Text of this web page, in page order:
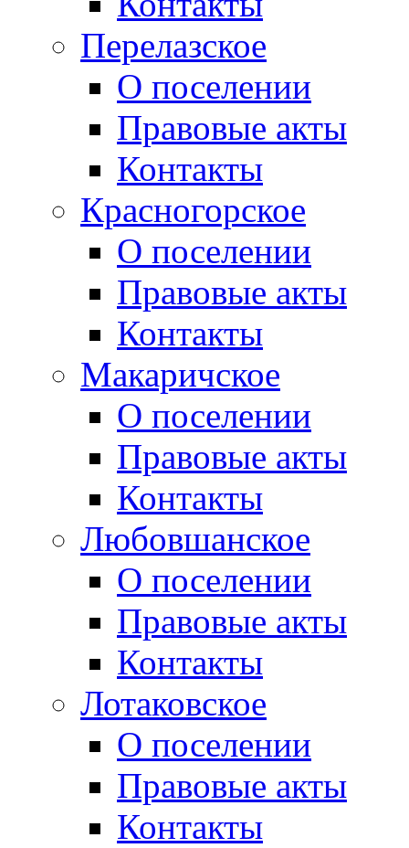
Перелазское
О поселении
Правовые акты
Контакты
Красногорское
О поселении
Правовые акты
Контакты
Макаричское
О поселении
Правовые акты
Контакты
Любовшанское
О поселении
Правовые акты
Контакты
Лотаковское
О поселении
Правовые акты
Контакты